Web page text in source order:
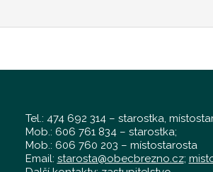
Tel.: 474 692 314 – starostka,
Mob.: 606 761 834 – starostka;
Mob.: 606 760 203 – místostarosta
Email: starosta@obecbrezno.cz;